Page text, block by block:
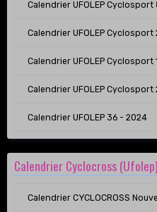
Calendrier UFOLEP Cyclosport
Calendrier UFOLEP Cyclosport
Calendrier UFOLEP Cyclosport
Calendrier UFOLEP Cyclosport
Calendrier UFOLEP 36 - 2024
Calendrier Cyclocross (Ufolep)
Calendrier CYCLOCROSS